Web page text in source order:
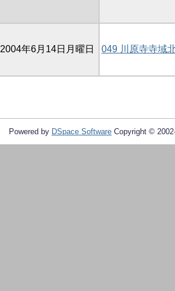
2004年6月14日月曜日 049 川原寺寺域
Powered by DSpace Software Copyright ©